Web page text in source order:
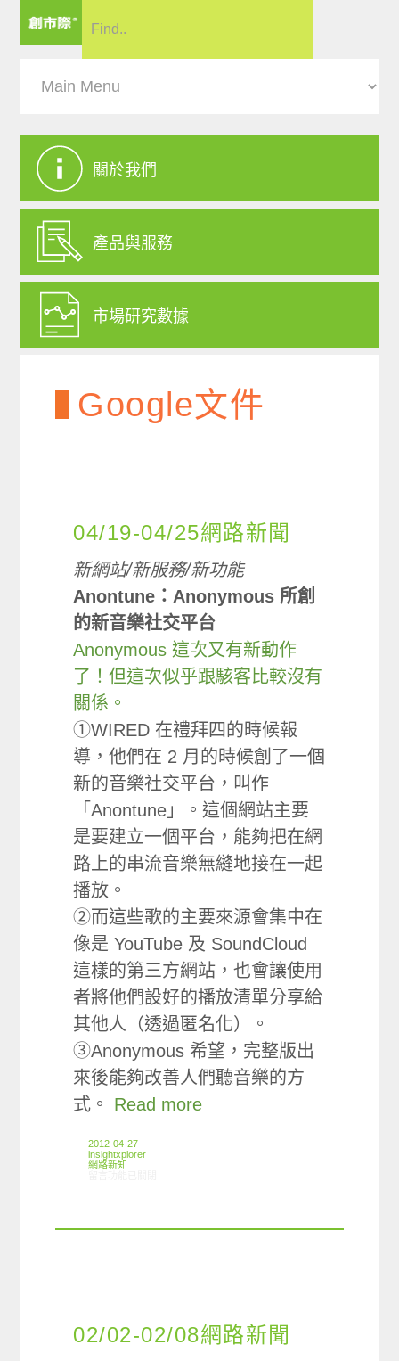
關於我們
產品與服務
市場研究數據
Google文件
04/19-04/25網路新聞
新網站/新服務/新功能
Anontune：Anonymous 所創
的新音樂社交平台
Anonymous 這次又有新動作
了！但這次似乎跟駭客比較沒有
關係。
①WIRED 在禮拜四的時候報
導，他們在 2 月的時候創了一個
新的音樂社交平台，叫作
「Anontune」。這個網站主要
是要建立一個平台，能夠把在網
路上的串流音樂無縫地接在一起
播放。
②而這些歌的主要來源會集中在
像是 YouTube 及 SoundCloud
這樣的第三方網站，也會讓使用
者將他們設好的播放清單分享給
其他人（透過匿名化）。
③Anonymous 希望，完整版出
來後能夠改善人們聽音樂的方
式。 Read more
2012-04-27
insightxplorer
網路新知
02/02-02/08網路新聞